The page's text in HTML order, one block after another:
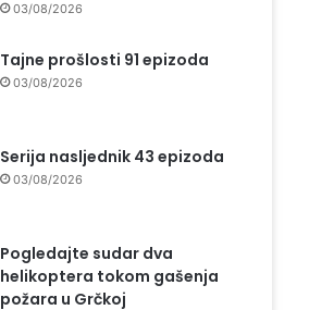
03/08/2026
Tajne prošlosti 91 epizoda
03/08/2026
Serija nasljednik 43 epizoda
03/08/2026
Pogledajte sudar dva
helikoptera tokom gašenja
požara u Grčkoj